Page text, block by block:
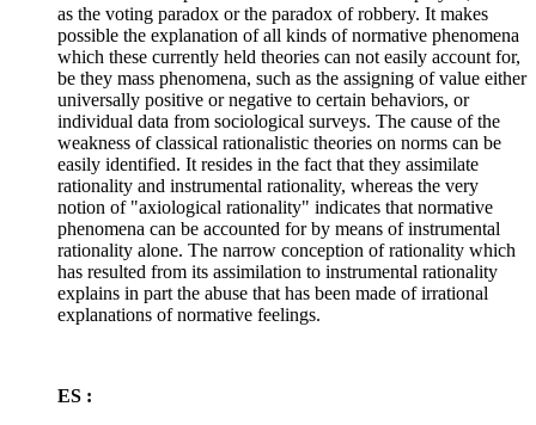
as the voting paradox or the paradox of robbery. It makes
possible the explanation of all kinds of normative phenomena
which these currently held theories can not easily account for,
be they mass phenomena, such as the assigning of value either
universally positive or negative to certain behaviors, or
individual data from sociological surveys. The cause of the
weakness of classical rationalistic theories on norms can be
easily identified. It resides in the fact that they assimilate
rationality and instrumental rationality, whereas the very
notion of "axiological rationality" indicates that normative
phenomena can be accounted for by means of instrumental
rationality alone. The narrow conception of rationality which
has resulted from its assimilation to instrumental rationality
explains in part the abuse that has been made of irrational
explanations of normative feelings.
ES :